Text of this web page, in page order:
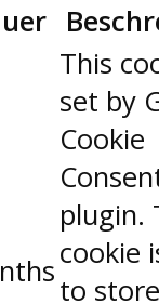
This
set by
Cookie
plugin.
cookie
to